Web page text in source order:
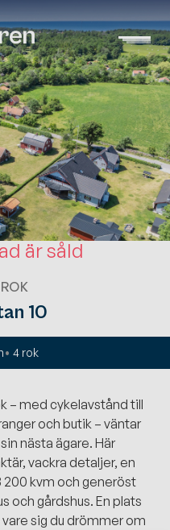
är såld
10
4 rok
– med cykelavstånd till
och butik – väntar
nästa ägare. Här
vackra detaljer, en
kvm och generöst
och gårdshus. En plats
sig du drömmer om